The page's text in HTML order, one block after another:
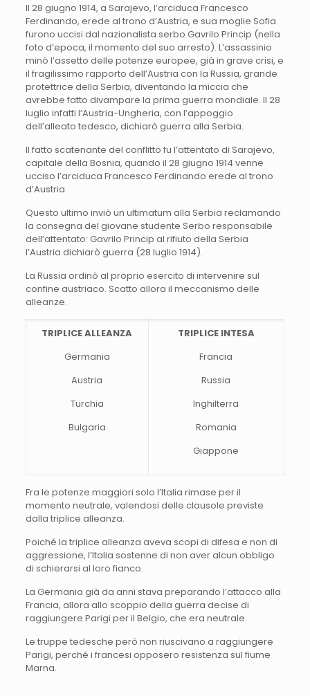
Il 28 giugno 1914, a Sarajevo, l’arciduca Francesco
Ferdinando, erede al trono d’Austria, e sua moglie Sofia
furono uccisi dal nazionalista serbo Gavrilo Princip (nella
foto d’epoca, il momento del suo arresto). L’assassinio
minò l’assetto delle potenze europee, già in grave crisi, e
il fragilissimo rapporto dell’Austria con la Russia, grande
protettrice della Serbia, diventando la miccia che
avrebbe fatto divampare la prima guerra mondiale. Il 28
luglio infatti l’Austria-Ungheria, con l’appoggio
dell’alleato tedesco, dichiarò guerra alla Serbia.
Il fatto scatenante del conflitto fu l’attentato di Sarajevo,
capitale della Bosnia, quando il 28 giugno 1914 venne
ucciso l’arciduca Francesco Ferdinando erede al trono
d’Austria.
Questo ultimo inviò un ultimatum alla Serbia reclamando
la consegna del giovane studente Serbo responsabile
dell’attentato: Gavrilo Princip al rifiuto della Serbia
l’Austria dichiarò guerra (28 luglio 1914).
La Russia ordinò al proprio esercito di intervenire sul
confine austriaco. Scatto allora il meccanismo delle
alleanze.
TRIPLICE ALLEANZA
Germania
Austria
Turchia
Bulgaria
TRIPLICE INTESA
Francia
Russia
Inghilterra
Romania
Giappone
Fra le potenze maggiori solo l’Italia rimase per il
momento neutrale, valendosi delle clausole previste
dalla triplice alleanza.
Poiché la triplice alleanza aveva scopi di difesa e non di
aggressione, l’Italia sostenne di non aver alcun obbligo
di schierarsi al loro fianco.
La Germania già da anni stava preparando l’attacco alla
Francia, allora allo scoppio della guerra decise di
raggiungere Parigi per il Belgio, che era neutrale.
Le truppe tedesche però non riuscivano a raggiungere
Parigi, perché i francesi opposero resistenza sul fiume
Marna.